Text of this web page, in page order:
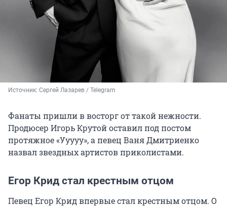
Источник: Сергей Лазарев / Telegram
Фанаты пришли в восторг от такой нежности.
Продюсер Игорь Крутой оставил под постом
протяжное «Ууууу», а певец Ваня Дмитриенко
назвал звездных артистов приколистами.
Егор Крид стал крестным отцом
Певец Егор Крид впервые стал крестным отцом. О